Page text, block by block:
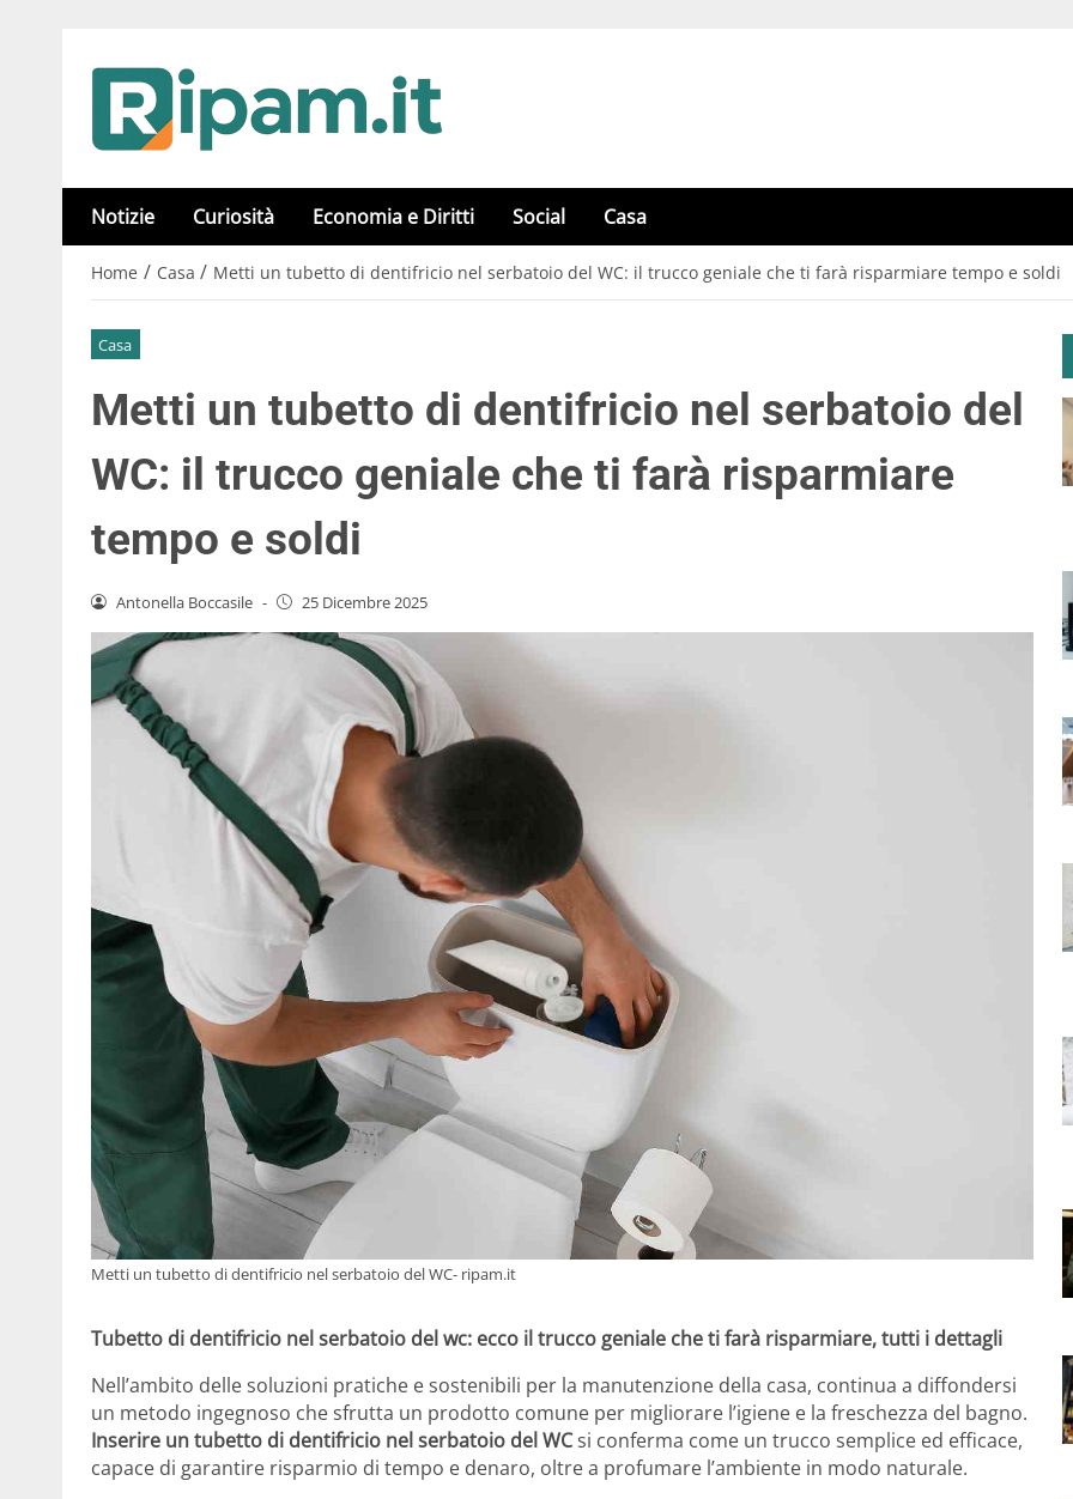
Notizie Curiosità Economia e Diritti Social Casa
Home / Casa / Metti un tubetto di dentifricio nel serbatoio del WC: il trucco geniale che ti farà risparmiare tempo e soldi
Casa
Metti un tubetto di dentifricio nel serbatoio del
WC: il trucco geniale che ti farà risparmiare
tempo e soldi
Antonella Boccasile - 25 Dicembre 2025
Metti un tubetto di dentifricio nel serbatoio del WC- ripam.it
Tubetto di dentifricio nel serbatoio del wc: ecco il trucco geniale che ti farà risparmiare, tutti i dettagli
Nell’ambito delle soluzioni pratiche e sostenibili per la manutenzione della casa, continua a diffondersi
un metodo ingegnoso che sfrutta un prodotto comune per migliorare l’igiene e la freschezza del bagno.
Inserire un tubetto di dentifricio nel serbatoio del WCsi conferma come un trucco semplice ed efficace,
capace di garantire risparmio di tempo e denaro, oltre a profumare l’ambiente in modo naturale.